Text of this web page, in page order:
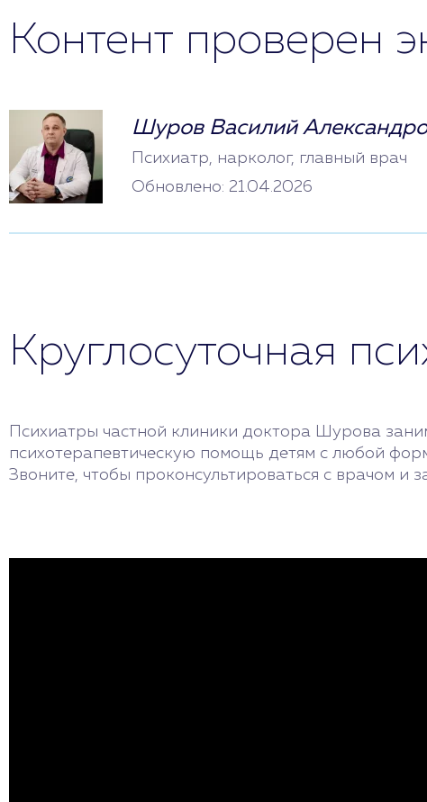
Контент проверен
Шуров Василий
Психиатр, нарколог, главный врач
Обновлено: 21.04.2026
Круглосуточная
Психиатры частной клиники доктора Шурова
психотерапевтическую помощь детям с любой
Звоните, чтобы проконсультироваться с врачом и